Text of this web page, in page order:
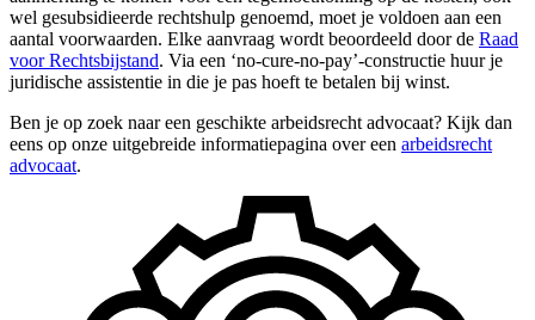
wel gesubsidieerde rechtshulp genoemd, moet je voldoen aan een
aantal voorwaarden. Elke aanvraag wordt beoordeeld door de Raad
voor Rechtsbijstand. Via een ‘no-cure-no-pay’-constructie huur je
juridische assistentie in die je pas hoeft te betalen bij winst.
Ben je op zoek naar een geschikte arbeidsrecht advocaat? Kijk dan
eens op onze uitgebreide informatiepagina over een arbeidsrecht
advocaat.